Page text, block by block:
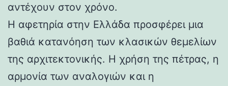
αντέχουν στον χρόνο.
Η αφετηρία στην Ελλάδα προσφέρει μια
βαθιά κατανόηση των κλασικών θεμελίων
της αρχιτεκτονικής. Η χρήση της πέτρας, η
αρμονία των αναλογιών και η